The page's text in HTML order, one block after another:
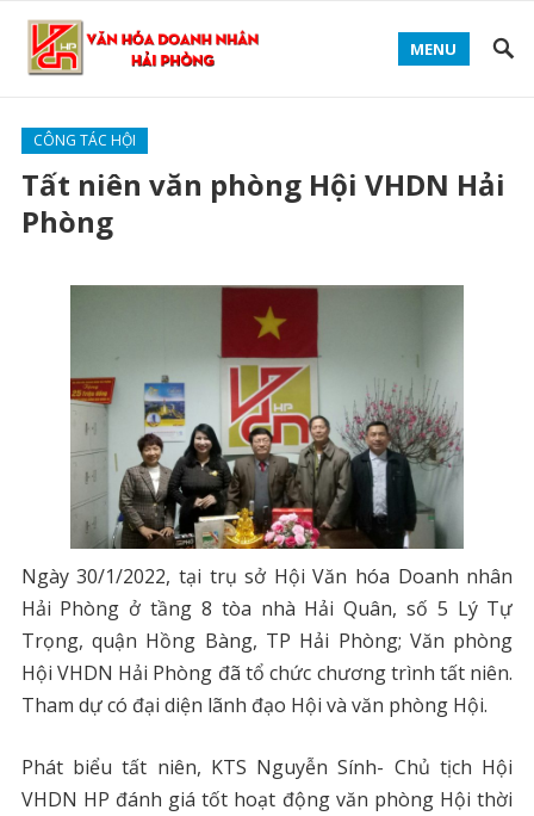
MENU
CÔNG TÁC HỘI
Tất niên văn phòng Hội VHDN Hải
Phòng
Ngày 30/1/2022, tại trụ sở Hội Văn hóa Doanh nhân
Hải Phòng ở tầng 8 tòa nhà Hải Quân, số 5 Lý Tự
Trọng, quận Hồng Bàng, TP Hải Phòng; Văn phòng
Hội VHDN Hải Phòng đã tổ chức chương trình tất niên.
Tham dự có đại diện lãnh đạo Hội và văn phòng Hội.
Phát biểu tất niên, KTS Nguyễn Sính- Chủ tịch Hội
VHDN HP đánh giá tốt hoạt động văn phòng Hội thời